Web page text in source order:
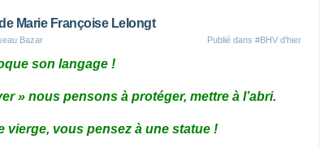
Marie Françoise Lelongt
Bazar Publié dans #BHV d'hier
son langage !
» nous pensons à protéger, mettre à l’abri.
vierge, vous pensez à une statue !